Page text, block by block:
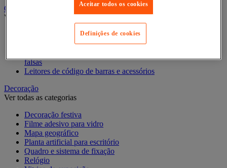
Contagem e registo de valores
Ver todas as categorias
Caixa de dinheiro
Cofre e contador/separador
falsas
Leitores de código de barras e acessórios
Decoração
Ver todas as categorias
Decoração festiva
Filme adesivo para vidro
Mapa geográfico
Planta artificial para escritório
Quadro e sistema de fixação
Relógio
Aceitar todos os cookies
Definições de cookies